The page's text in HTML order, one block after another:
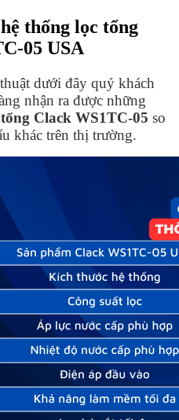
thống lọc tổng
05 USA
dưới đây quý khách
nhận ra được những
Clack WS1TC-05 so
khác trên thị trường.